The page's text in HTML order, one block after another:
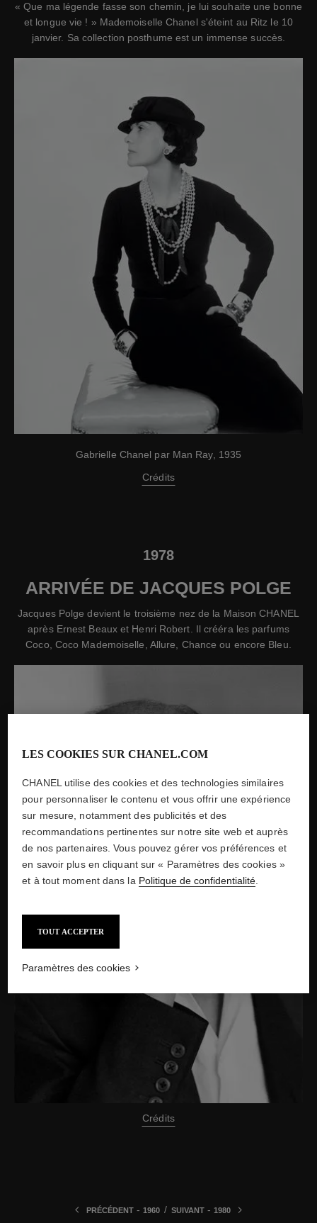
« Que ma légende fasse son chemin, je lui souhaite une bonne
et longue vie ! » Mademoiselle Chanel s'éteint au Ritz le 10
janvier. Sa collection posthume est un immense succès.
Gabrielle Chanel par Man Ray, 1935
Crédits
1978
ARRIVÉE DE JACQUES POLGE
Jacques Polge devient le troisième nez de la Maison CHANEL
après Ernest Beaux et Henri Robert. Il crééra les parfums
Coco, Coco Mademoiselle, Allure, Chance ou encore Bleu.
Crédits
PRÉCÉDENT- 1960 / SUIVANT -1980
LES COOKIES SUR CHANEL.COM
CHANEL utilise des cookies et des technologies similaires
pour personnaliser le contenu et vous offrir une expérience
sur mesure, notamment des publicités et des
recommandations pertinentes sur notre site web et auprès
de nos partenaires. Vous pouvez gérer vos préférences et
en savoir plus en cliquant sur « Paramètres des cookies »
et à tout moment dans la Politique de confidentialité.
TOUT ACCEPTER
Paramètres des cookies